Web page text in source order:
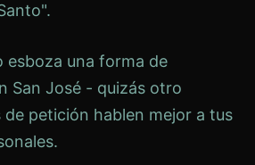
esboza una forma de
San José - quizás otro
de petición hablen mejor a tus